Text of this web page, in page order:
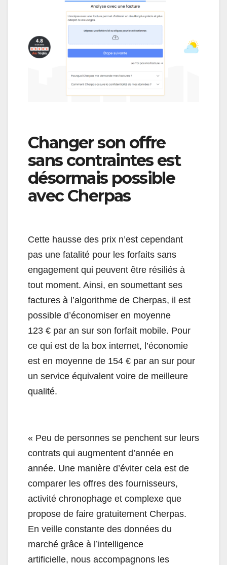
Changer son offre
sans contraintes est
désormais possible
avec Cherpas
Cette hausse des prix n’est cependant
pas une fatalité pour les forfaits sans
engagement qui peuvent être résiliés à
tout moment. Ainsi, en soumettant ses
factures à l’algorithme de Cherpas, il est
possible d’économiser en moyenne
123 € par an sur son forfait mobile. Pour
ce qui est de la box internet, l’économie
est en moyenne de 154 € par an sur pour
un service équivalent voire de meilleure
qualité.
« Peu de personnes se penchent sur leurs
contrats qui augmentent d’année en
année. Une manière d’éviter cela est de
comparer les offres des fournisseurs,
activité chronophage et complexe que
propose de faire gratuitement Cherpas.
En veille constante des données du
marché grâce à l’intelligence
artificielle, nous accompagnons les